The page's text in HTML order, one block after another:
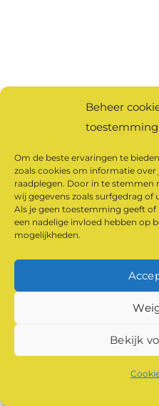
Beheer
toestemming
Om de beste ervaringen te
zoals cookies om informatie over
raadplegen. Door in te stemmen
wij gegevens zoals surfgedrag of
Als je geen toestemming geeft
een nadelige invloed hebben op
mogelijkheden.
Bekijk